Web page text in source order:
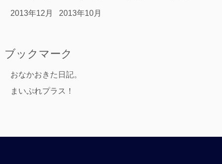
2013年12月 2013年10月
ブックマーク
おなかおきた日記。
まいぷれプラス！